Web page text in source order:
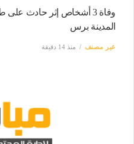
وفاة 3 أشخاص إثر حادث
المدينة برس
غير مصنف منذ 14 دقيقة